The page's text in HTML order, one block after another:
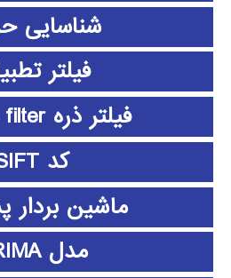
شناسایی
فیلتر
فیلتر ذره particle filter
کد SIFT
ماشین بردار
مدل ARIMA